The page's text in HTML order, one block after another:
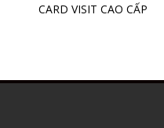
CARD VISIT CAO CẤP